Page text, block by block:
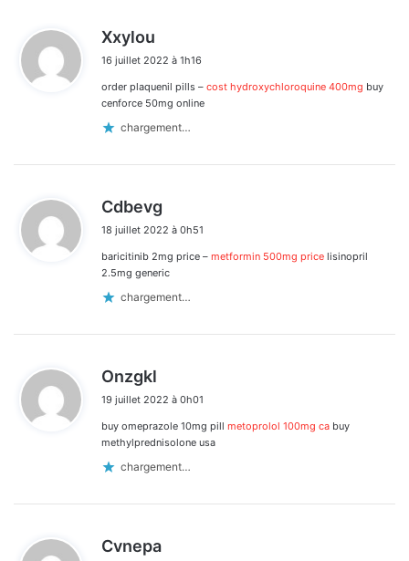
Xxylou
t
:
16 juillet 2022 à 1h16
order plaquenil pills – cost hydroxychloroquine 400mg buy
cenforce 50mg online
chargement…
Cdbevg
t
:
18 juillet 2022 à 0h51
baricitinib 2mg price – metformin 500mg price lisinopril
2.5mg generic
chargement…
Onzgkl
t
:
19 juillet 2022 à 0h01
buy omeprazole 10mg pill metoprolol 100mg ca buy
methylprednisolone usa
chargement…
Cvnepa